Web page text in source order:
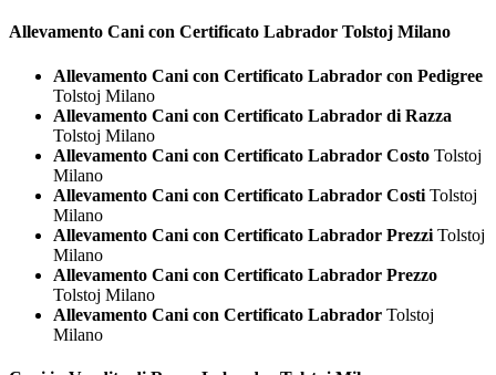
Allevamento Cani con Certificato Labrador Tolstoj Milano
Allevamento Cani con Certificato Labrador con Pedigree
Tolstoj Milano
Allevamento Cani con Certificato Labrador di Razza
Tolstoj Milano
Allevamento Cani con Certificato Labrador Costo Tolstoj
Milano
Allevamento Cani con Certificato Labrador Costi Tolstoj
Milano
Allevamento Cani con Certificato Labrador Prezzi Tolstoj
Milano
Allevamento Cani con Certificato Labrador Prezzo
Tolstoj Milano
Allevamento Cani con Certificato Labrador Tolstoj
Milano